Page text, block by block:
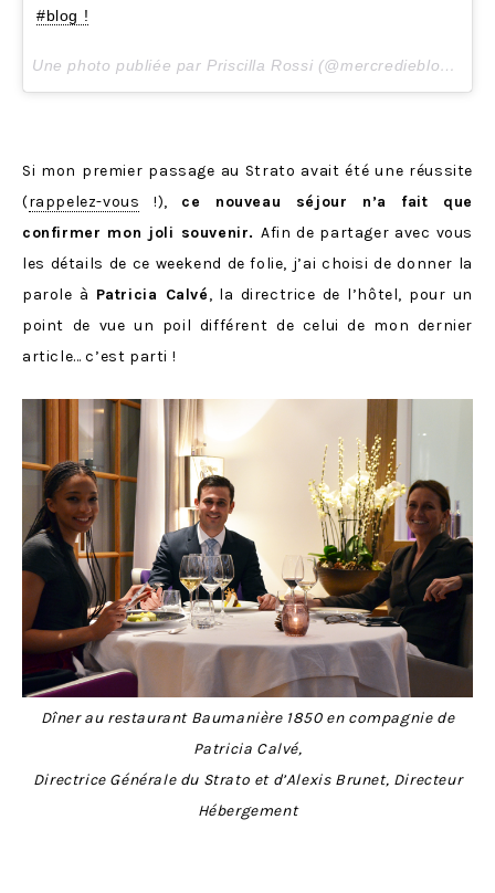
#blog !
Une photo publiée par Priscilla Rossi (@mercredieblog) le
Si mon premier passage au Strato avait été une réussite
(rappelez-vous !), ce nouveau séjour n’a fait que
confirmer mon joli souvenir. Afin de partager avec vous
les détails de ce weekend de folie, j’ai choisi de donner la
parole à Patricia Calvé, la directrice de l’hôtel, pour un
point de vue un poil différent de celui de mon dernier
article… c’est parti !
Dîner au restaurant Baumanière 1850 en compagnie de
Patricia Calvé,
Directrice Générale du Strato et d’Alexis Brunet, Directeur
Hébergement